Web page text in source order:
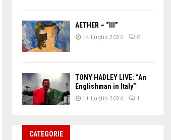
AETHER – “III”
14 Luglio 2026 0
TONY HADLEY LIVE: “An
Englishman in Italy”
11 Luglio 2026 1
CATEGORIE